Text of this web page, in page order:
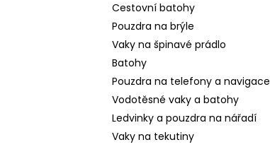
Cestovní batohy
Pouzdra na brýle
Vaky na špinavé prádlo
Batohy
Pouzdra na telefony a navigace
Vodotěsné vaky a batohy
Ledvinky a pouzdra na nářadí
Vaky na tekutiny